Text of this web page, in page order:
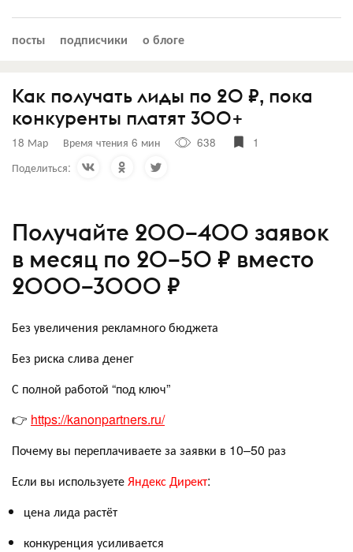
посты подписчики о блоге
Как получать лиды по 20 ₽, пока
конкуренты платят 300+
18 Мар Время чтения 6 мин 638
1
Поделиться:
Получайте 200–400 заявок
в месяц по 20–50 ₽ вместо
2000–3000 ₽
Без увеличения рекламного бюджета
Без риска слива денег
С полной работой “под ключ”
👉 https://kanonpartners.ru/
Почему вы переплачиваете за заявки в 10–50 раз
Если вы используете Яндекс Директ:
цена лида растёт
конкуренция усиливается